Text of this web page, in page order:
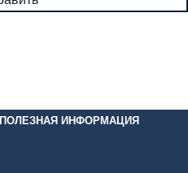
ПОЛЕЗНАЯ ИНФОРМАЦИЯ